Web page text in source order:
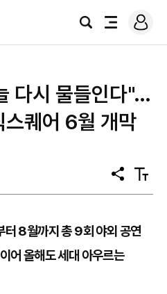
검
전
로
그
다시 물들인다"…
스퀘어 6월 개막
공
유
텍
스
터 8월까지 총 9회 야외 공연
어 올해도 세대 아우르는